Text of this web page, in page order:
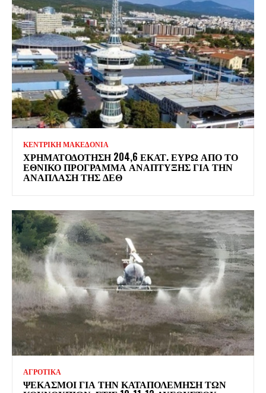
ΚΕΝΤΡΙΚΗ ΜΑΚΕΔΟΝΙΑ
ΧΡΗΜΑΤΟΔΌΤΗΣΗ 204,6 ΕΚΑΤ. ΕΥΡΏ ΑΠΌ ΤΟ
ΕΘΝΙΚΌ ΠΡΌΓΡΑΜΜΑ ΑΝΆΠΤΥΞΗΣ ΓΙΑ ΤΗΝ
ΑΝΆΠΛΑΣΗ ΤΗΣ ΔΕΘ
ΑΓΡΟΤΙΚΑ
ΨΕΚΑΣΜΟΊ ΓΙΑ ΤΗΝ ΚΑΤΑΠΟΛΈΜΗΣΗ ΤΩΝ